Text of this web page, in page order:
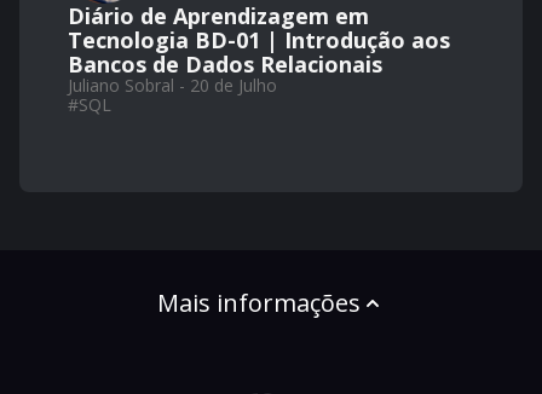
Diário de Aprendizagem em
Tecnologia BD-01 | Introdução aos
Bancos de Dados Relacionais
Juliano Sobral - 20 de Julho
#SQL
Mais informações